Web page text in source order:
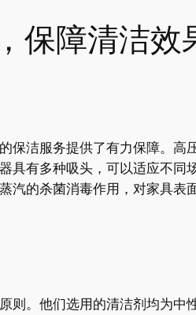
保障清洁效
保洁服务提供了有力保障。
具有多种吸头，可以适应不
汽的杀菌消毒作用，对家具
则。他们选用的清洁剂均为